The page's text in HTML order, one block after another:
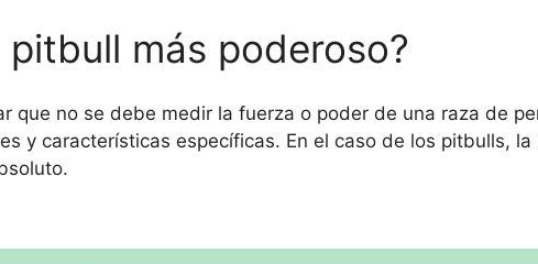
pitbull más poderoso?
que no se debe medir la fuerza o poder de una raza de
y características específicas. En el caso de los pitbulls,